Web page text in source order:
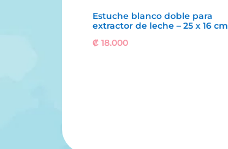
Estuche blanco doble para
extractor de leche – 25 x 16 cm
₡18.000